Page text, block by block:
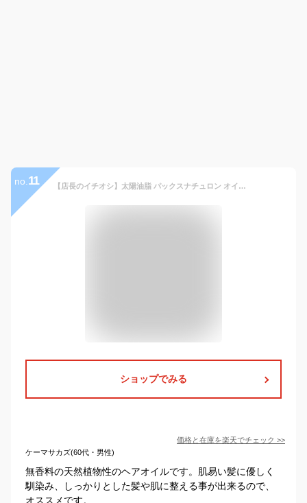
no. 11 【店長のイチオシ】太陽油脂 パックスナチュロン オイル ( ひまわりオイル100% ) 60ml 無着色・無香料 肌や髪にやさしい純植物性オイル 男性の整髪料としても
ショップでみる
価格と在庫を楽天でチェック >>
ケーマサカズ(60代・男性)
無香料の天然植物性のヘアオイルです。肌易い髪に優しく
馴染み、しっかりとした髪や肌に整える事が出来るので、
オススメです。